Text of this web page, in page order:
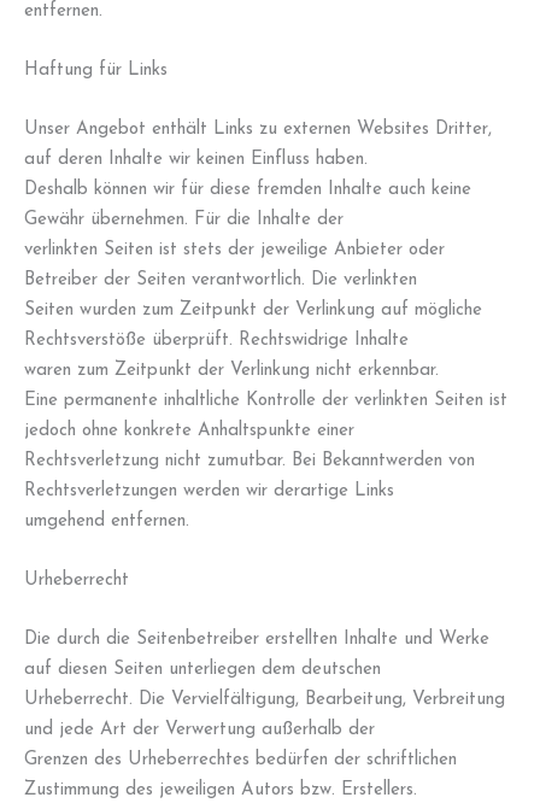
entfernen.
Haftung für Links
Unser Angebot enthält Links zu externen Websites Dritter,
auf deren Inhalte wir keinen Einfluss haben.
Deshalb können wir für diese fremden Inhalte auch keine
Gewähr übernehmen. Für die Inhalte der
verlinkten Seiten ist stets der jeweilige Anbieter oder
Betreiber der Seiten verantwortlich. Die verlinkten
Seiten wurden zum Zeitpunkt der Verlinkung auf mögliche
Rechtsverstöße überprüft. Rechtswidrige Inhalte
waren zum Zeitpunkt der Verlinkung nicht erkennbar.
Eine permanente inhaltliche Kontrolle der verlinkten Seiten ist
jedoch ohne konkrete Anhaltspunkte einer
Rechtsverletzung nicht zumutbar. Bei Bekanntwerden von
Rechtsverletzungen werden wir derartige Links
umgehend entfernen.
Urheberrecht
Die durch die Seitenbetreiber erstellten Inhalte und Werke
auf diesen Seiten unterliegen dem deutschen
Urheberrecht. Die Vervielfältigung, Bearbeitung, Verbreitung
und jede Art der Verwertung außerhalb der
Grenzen des Urheberrechtes bedürfen der schriftlichen
Zustimmung des jeweiligen Autors bzw. Erstellers.